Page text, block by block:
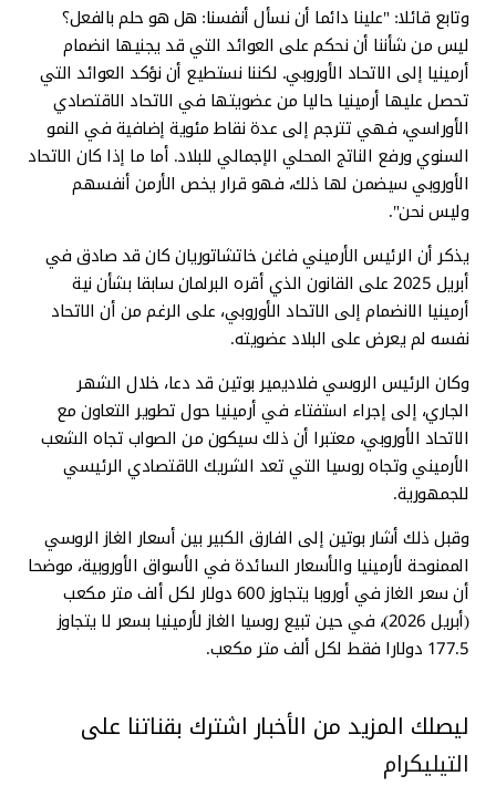
وتابع قائلا: "علينا دائما أن نسأل أنفسنا: هل هو حلم بالفعل؟
ليس من شأننا أن نحكم على العوائد التي قد يجنيها انضمام
أرمينيا إلى الاتحاد الأوروبي. لكننا نستطيع أن نؤكد العوائد التي
تحصل عليها أرمينيا حاليا من عضويتها في الاتحاد الاقتصادي
الأوراسي، فهي تترجم إلى عدة نقاط مئوية إضافية في النمو
السنوي ورفع الناتج المحلي الإجمالي للبلاد. أما ما إذا كان الاتحاد
الأوروبي سيضمن لها ذلك، فهو قرار يخص الأرمن أنفسهم
وليس نحن".
يذكر أن الرئيس الأرميني فاغن خاتشاتوريان كان قد صادق في
أبريل 2025 على القانون الذي أقره البرلمان سابقا بشأن نية
أرمينيا الانضمام إلى الاتحاد الأوروبي، على الرغم من أن الاتحاد
نفسه لم يعرض على البلاد عضويته.
وكان الرئيس الروسي فلاديمير بوتين قد دعا، خلال الشهر
الجاري، إلى إجراء استفتاء في أرمينيا حول تطوير التعاون مع
الاتحاد الأوروبي، معتبرا أن ذلك سيكون من الصواب تجاه الشعب
الأرميني وتجاه روسيا التي تعد الشريك الاقتصادي الرئيسي
للجمهورية.
وقبل ذلك أشار بوتين إلى الفارق الكبير بين أسعار الغاز الروسي
الممنوحة لأرمينيا والأسعار السائدة في الأسواق الأوروبية، موضحا
أن سعر الغاز في أوروبا يتجاوز 600 دولار لكل ألف متر مكعب
(أبريل 2026)، في حين تبيع روسيا الغاز لأرمينيا بسعر لا يتجاوز
177.5 دولارا فقط لكل ألف متر مكعب.
ليصلك المزيد من الأخبار اشترك بقناتنا على
التيليكرام